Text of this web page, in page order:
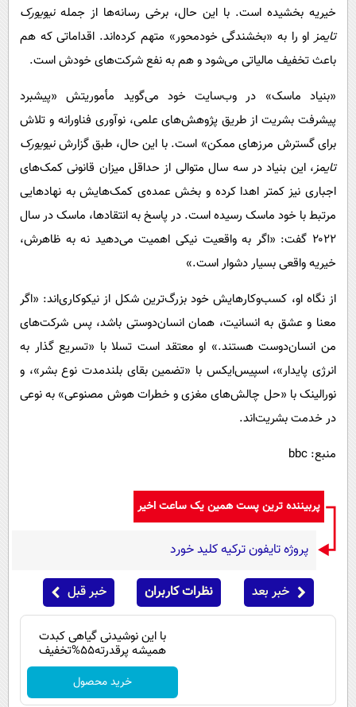
خیریه بخشیده است. با این حال، برخی رسانه‌ها از جملهنیویورک
تایمزاو را به «بخشندگی خودمحور» متهم کرده‌اند. اقداماتی که هم
باعث تخفیف مالیاتی می‌شود و هم به نفع شرکت‌های خودش است.
«بنیاد ماسک» در وب‌سایت خود می‌گوید مأموریتش «پیشبرد
پیشرفت بشریت از طریق پژوهش‌های علمی، نوآوری فناورانه و تلاش
برای گسترش مرزهای ممکن» است. با این حال، طبق گزارشنیویورک
تایمز، این بنیاد در سه سال متوالی از حداقل میزان قانونی کمک‌های
اجباری نیز کمتر اهدا کرده و بخش عمده‌ی کمک‌هایش به نهادهایی
مرتبط با خود ماسک رسیده است. در پاسخ به انتقادها، ماسک در سال
۲۰۲۲ گفت: «اگر به واقعیت نیکی اهمیت می‌دهید نه به ظاهرش،
خیریه‌ واقعی بسیار دشوار است.»
از نگاه او، کسب‌وکارهایش خود بزرگ‌ترین شکل از نیکوکاری‌اند: «اگر
معنا و عشق به انسانیت، همان انسان‌دوستی باشد، پس شرکت‌های
من انسان‌دوست هستند.» او معتقد است تسلا با «تسریع گذار به
انرژی پایدار»، اسپیس‌ایکس با «تضمین بقای بلندمدت نوع بشر»، و
نورالینک با «حل چالش‌های مغزی و خطرات هوش مصنوعی» به نوعی
در خدمت بشریت‌اند.
منبع: bbc
پربیننده ترین پست همین یک ساعت اخیر
پروژه تایفون ترکیه کلید خورد
خبر بعد نظرات کاربران خبر قبل
با این نوشیدنی گیاهی کبدت
همیشه پرقدرته55%تخفیف
خرید محصول